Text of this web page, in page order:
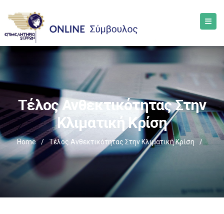
Τέλος Ανθεκτικότητας Στην
Κλιματική Κρίση
Home / Τέλος Ανθεκτικότητας Στην Κλιματική Κρίση /